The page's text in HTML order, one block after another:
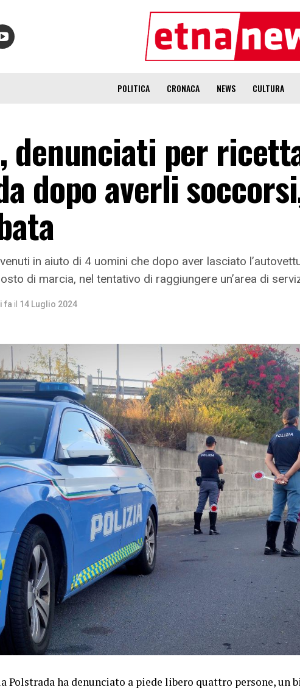
POLITICA CRONACA NEWS CULTURA
denunciati per
dopo averli
in aiuto di 4 uomini che dopo aver lasciato
di marcia, nel tentativo di raggiungere un’area di
fa il 14 Luglio 2024
Polstrada ha denunciato a piede libero quattro persone, un